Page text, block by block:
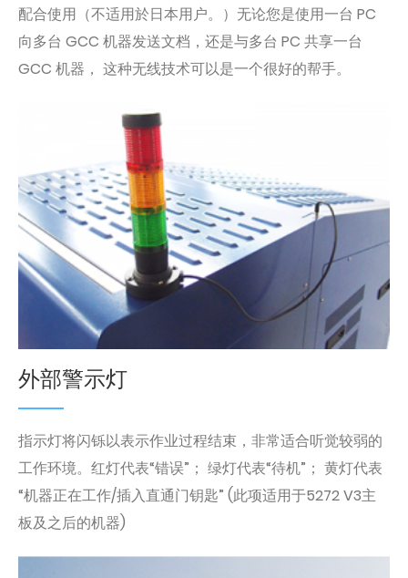
配合使用（不适用於日本用户。）无论您是使用一台 PC
向多台 GCC 机器发送文档，还是与多台 PC 共享一台
GCC 机器， 这种无线技术可以是一个很好的帮手。
外部警示灯
指示灯将闪铄以表示作业过程结束，非常适合听觉较弱的
工作环境。红灯代表“错误”； 绿灯代表“待机”； 黄灯代表
“机器正在工作/插入直通门钥匙” (此项适用于5272 V3主
板及之后的机器)